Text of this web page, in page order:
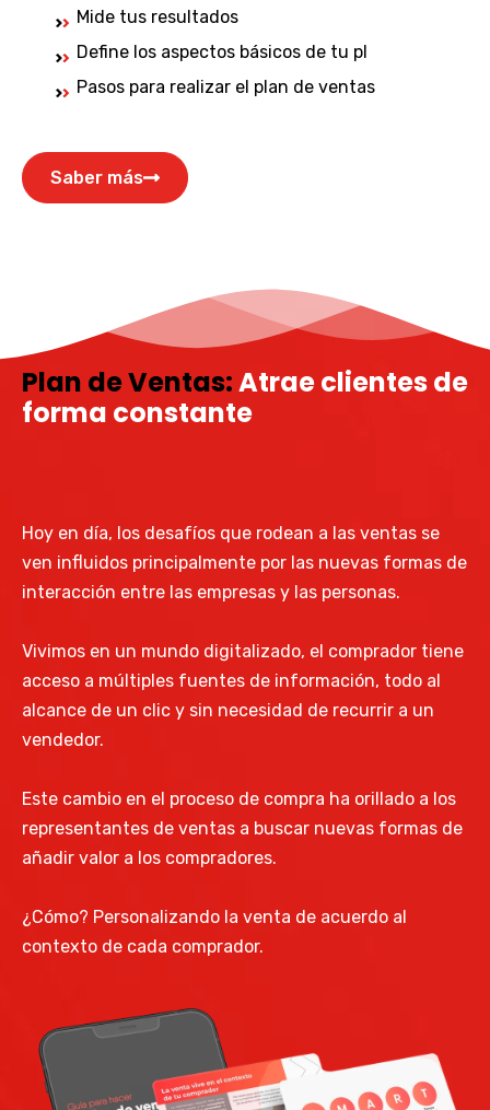
Mide tus resultados
Define los aspectos básicos de tu pl
Pasos para realizar el plan de ventas
Saber más
Plan de Ventas:Atrae clientes de
forma constante
Hoy en día, los desafíos que rodean a las ventas se
ven influidos principalmente por las nuevas formas de
interacción entre las empresas y las personas.
Vivimos en un mundo digitalizado, el comprador tiene
acceso a múltiples fuentes de información, todo al
alcance de un clic y sin necesidad de recurrir a un
vendedor.
Este cambio en el proceso de compra ha orillado a los
representantes de ventas a buscar nuevas formas de
añadir valor a los compradores.
¿Cómo? Personalizando la venta de acuerdo al
contexto de cada comprador.